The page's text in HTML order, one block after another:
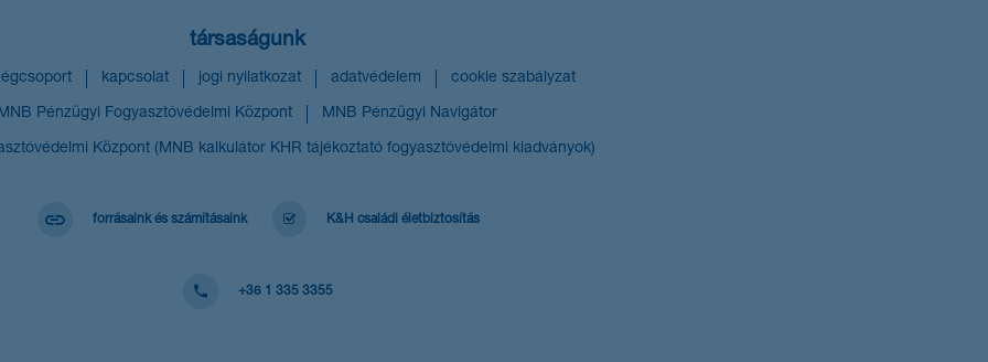
társaságunk
kapcsolat jogi nyilatkozat adatvédelem cookie szabályzat
Pénzügyi Fogyasztóvédelmi Központ MNB Pénzügyi Navigátor
Központ (MNB kalkulátor KHR tájékoztató fogyasztóvédelmi kiadványok)
forrásaink és számításaink K&H családi életbiztosítás
+36 1 335 3355